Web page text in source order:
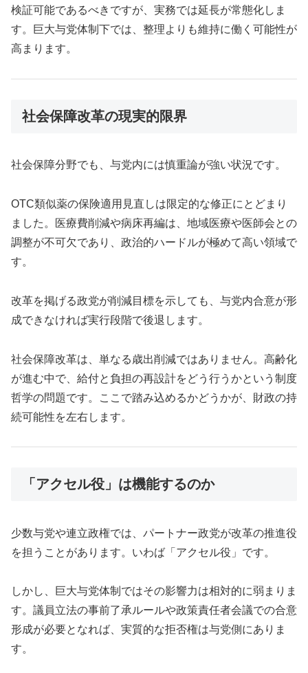
検証可能であるべきですが、実務では延長が常態化しま
す。巨大与党体制下では、整理よりも維持に働く可能性が
高まります。
社会保障改革の現実的限界
社会保障分野でも、与党内には慎重論が強い状況です。
OTC類似薬の保険適用見直しは限定的な修正にとどまり
ました。医療費削減や病床再編は、地域医療や医師会との
調整が不可欠であり、政治的ハードルが極めて高い領域で
す。
改革を掲げる政党が削減目標を示しても、与党内合意が形
成できなければ実行段階で後退します。
社会保障改革は、単なる歳出削減ではありません。高齢化
が進む中で、給付と負担の再設計をどう行うかという制度
哲学の問題です。ここで踏み込めるかどうかが、財政の持
続可能性を左右します。
「アクセル役」は機能するのか
少数与党や連立政権では、パートナー政党が改革の推進役
を担うことがあります。いわば「アクセル役」です。
しかし、巨大与党体制ではその影響力は相対的に弱まりま
す。議員立法の事前了承ルールや政策責任者会議での合意
形成が必要となれば、実質的な拒否権は与党側にありま
す。